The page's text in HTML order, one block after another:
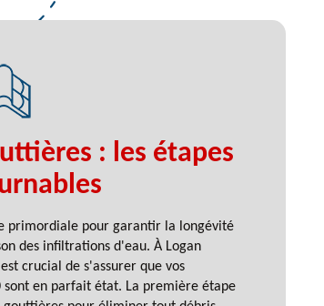
: les étapes
primordiale pour garantir la longévité
des infiltrations d'eau. À Logan
crucial de s'assurer que vos
sont en parfait état. La première étape